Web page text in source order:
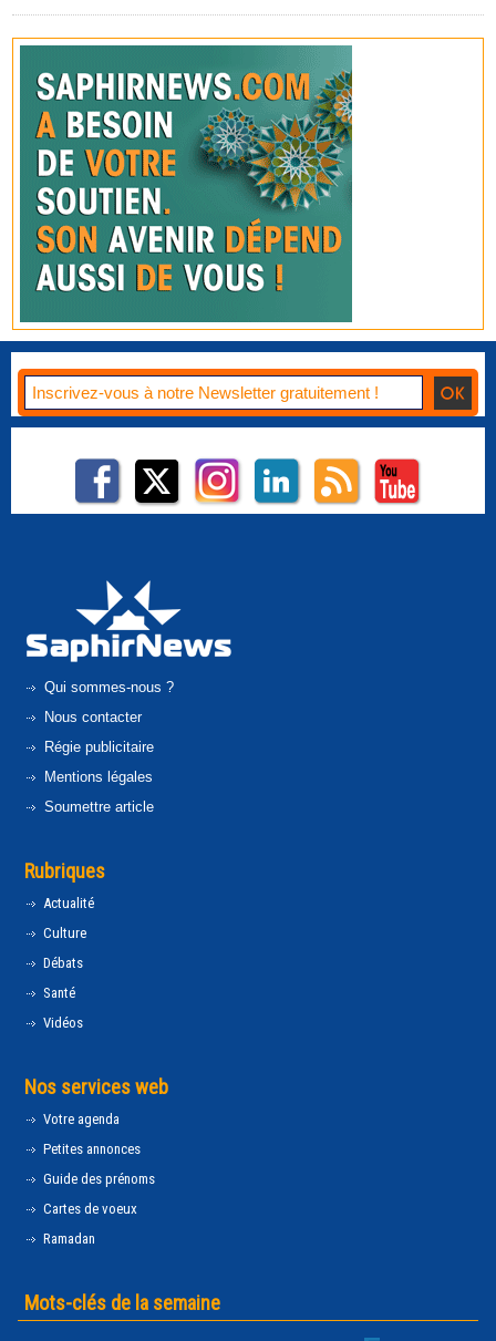
Qui sommes-nous ?
Nous contacter
Régie publicitaire
Mentions légales
Soumettre article
Rubriques
Actualité
Culture
Débats
Santé
Vidéos
Nos services web
Votre agenda
Petites annonces
Guide des prénoms
Cartes de voeux
Ramadan
Mots-clés de la semaine